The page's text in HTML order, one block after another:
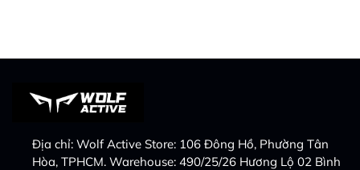
Địa chỉ: Wolf Active Store: 106 Đông Hồ, Phường Tân
Hòa, TPHCM. Warehouse: 490/25/26 Hương Lộ 02 Bình